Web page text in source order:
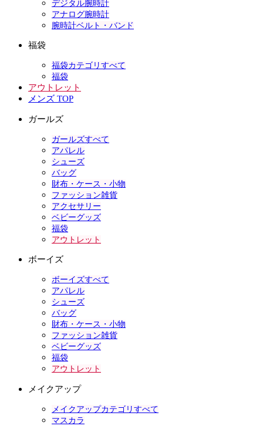
デジタル腕時計
アナログ腕時計
腕時計ベルト・バンド
福袋
福袋カテゴリすべて
福袋
アウトレット
メンズ TOP
ガールズ
ガールズすべて
アパレル
シューズ
バッグ
財布・ケース・小物
ファッション雑貨
アクセサリー
ベビーグッズ
福袋
アウトレット
ボーイズ
ボーイズすべて
アパレル
シューズ
バッグ
財布・ケース・小物
ファッション雑貨
ベビーグッズ
福袋
アウトレット
メイクアップ
メイクアップカテゴリすべて
マスカラ